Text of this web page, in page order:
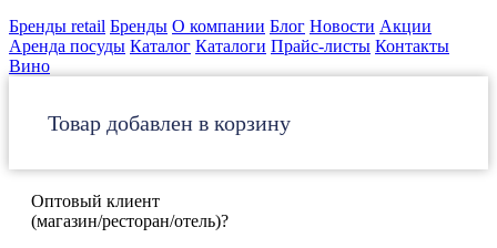
Бренды retail Бренды О компании Блог Новости Акции
Аренда посуды Каталог Каталоги Прайс-листы Контакты
Вино
Товар добавлен в корзину
Оптовый клиент
(магазин/ресторан/отель)?